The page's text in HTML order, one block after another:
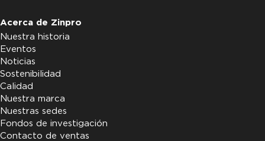
Acerca de Zinpro
Nuestra historia
Eventos
Noticias
Sostenibilidad
Calidad
Nuestra marca
Nuestras sedes
Fondos de investigación
Contacto de ventas